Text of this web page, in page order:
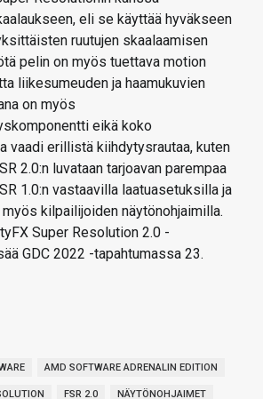
eli se käyttää hyväkseen
ruutujen skaalaamisen
pelin on myös tuettava motion
liikesumeuden ja haamukuvien
on myös
eikä koko
vaadi erillistä kiihdytysrautaa, kuten
2.0:n luvataan tarjoavan parempaa
1.0:n vastaavilla laatuasetuksilla ja
kilpailijoiden näytönohjaimilla.
Super Resolution 2.0 -
GDC 2022 -tapahtumassa 23.
AMD SOFTWARE ADRENALIN EDITION
FSR 2.0 NÄYTÖNOHJAIMET